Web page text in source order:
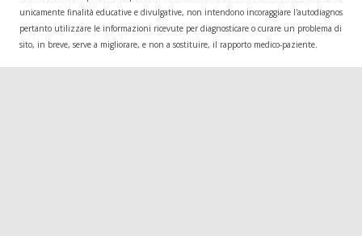
unicamente finalità educative e divulgative, non intendono incoraggiare l'autodiagnosi o
pertanto utilizzare le informazioni ricevute per diagnosticare o curare un problema di
sito, in breve, serve a migliorare, e non a sostituire, il rapporto medico-paziente.